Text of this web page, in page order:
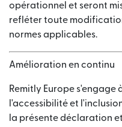
opérationnel et seront
refléter toute
normes applicables.
Amélioration en continu
Remitly Europe
l'accessibilité et
la présente déclaration